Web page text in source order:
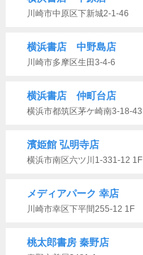
川崎市中原区下新城2-1-46
横浜書店 中野島店
川崎市多摩区生田3-4-6
横浜書店 仲町台店
横浜市都筑区茅ケ崎南3-18-43
濱姫館 弘明寺店
横浜市南区六ツ川1-331-12 1F
メディアパーク 幸店
川崎市幸区下平間255-12 1F
桃太郎書房 秦野店